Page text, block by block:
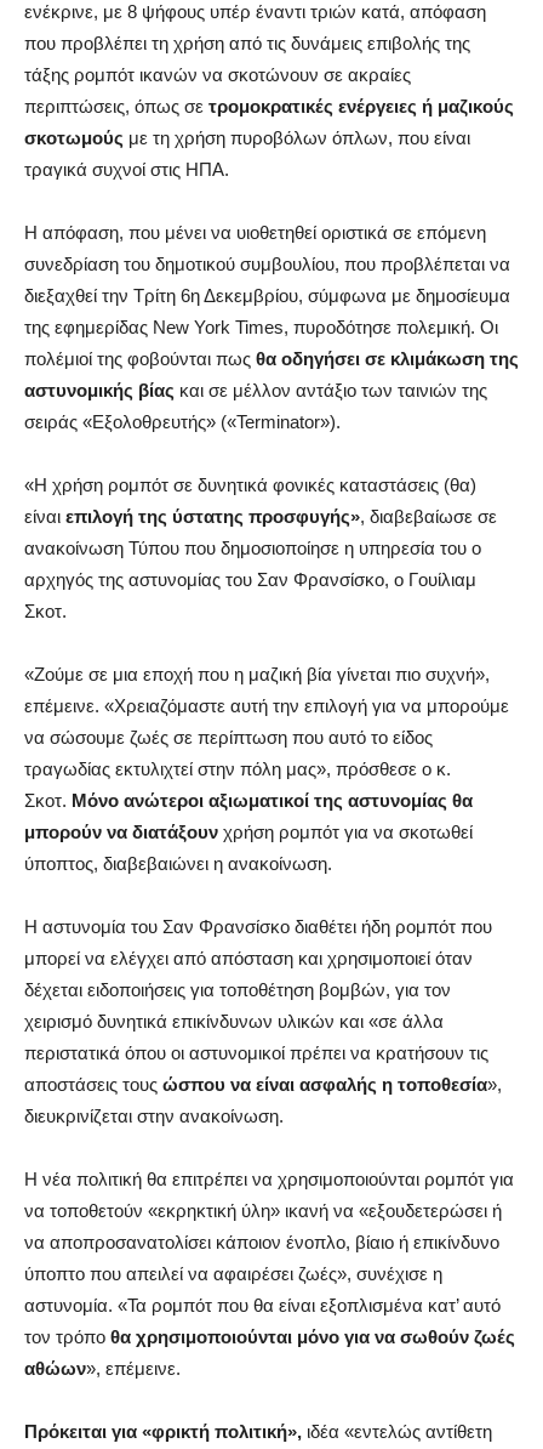
ενέκρινε, με 8 ψήφους υπέρ έναντι τριών κατά, απόφαση
που προβλέπει τη χρήση από τις δυνάμεις επιβολής της
τάξης ρομπότ ικανών να σκοτώνουν σε ακραίες
περιπτώσεις, όπως σε τρομοκρατικές ενέργειες ή μαζικούς
σκοτωμούς με τη χρήση πυροβόλων όπλων, που είναι
τραγικά συχνοί στις ΗΠΑ.
Η απόφαση, που μένει να υιοθετηθεί οριστικά σε επόμενη
συνεδρίαση του δημοτικού συμβουλίου, που προβλέπεται να
διεξαχθεί την Τρίτη 6η Δεκεμβρίου, σύμφωνα με δημοσίευμα
της εφημερίδας New York Times, πυροδότησε πολεμική. Οι
πολέμιοί της φοβούνται πως θα οδηγήσει σε κλιμάκωση της
αστυνομικής βίας και σε μέλλον αντάξιο των ταινιών της
σειράς «Εξολοθρευτής» («Terminator»).
«Η χρήση ρομπότ σε δυνητικά φονικές καταστάσεις (θα)
είναι επιλογή της ύστατης προσφυγής», διαβεβαίωσε σε
ανακοίνωση Τύπου που δημοσιοποίησε η υπηρεσία του ο
αρχηγός της αστυνομίας του Σαν Φρανσίσκο, ο Γουίλιαμ
Σκοτ.
«Ζούμε σε μια εποχή που η μαζική βία γίνεται πιο συχνή»,
επέμεινε. «Χρειαζόμαστε αυτή την επιλογή για να μπορούμε
να σώσουμε ζωές σε περίπτωση που αυτό το είδος
τραγωδίας εκτυλιχτεί στην πόλη μας», πρόσθεσε ο κ.
Σκοτ. Μόνο ανώτεροι αξιωματικοί της αστυνομίας θα
μπορούν να διατάξουν χρήση ρομπότ για να σκοτωθεί
ύποπτος, διαβεβαιώνει η ανακοίνωση.
Η αστυνομία του Σαν Φρανσίσκο διαθέτει ήδη ρομπότ που
μπορεί να ελέγχει από απόσταση και χρησιμοποιεί όταν
δέχεται ειδοποιήσεις για τοποθέτηση βομβών, για τον
χειρισμό δυνητικά επικίνδυνων υλικών και «σε άλλα
περιστατικά όπου οι αστυνομικοί πρέπει να κρατήσουν τις
αποστάσεις τους ώσπου να είναι ασφαλής η τοποθεσία»,
διευκρινίζεται στην ανακοίνωση.
Η νέα πολιτική θα επιτρέπει να χρησιμοποιούνται ρομπότ για
να τοποθετούν «εκρηκτική ύλη» ικανή να «εξουδετερώσει ή
να αποπροσανατολίσει κάποιον ένοπλο, βίαιο ή επικίνδυνο
ύποπτο που απειλεί να αφαιρέσει ζωές», συνέχισε η
αστυνομία. «Τα ρομπότ που θα είναι εξοπλισμένα κατ’ αυτό
τον τρόπο θα χρησιμοποιούνται μόνο για να σωθούν ζωές
αθώων», επέμεινε.
Πρόκειται για «φρικτή πολιτική», ιδέα «εντελώς αντίθετη